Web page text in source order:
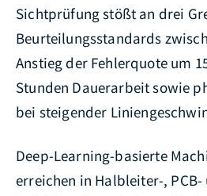
Sichtprüfung stößt an drei
Beurteilungsstandards
Anstieg der Fehlerquote um
Stunden Dauerarbeit sowie
bei steigender
Deep-Learning-basierte
erreichen in Halbleiter-, PCB-